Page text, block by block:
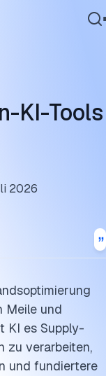
KI-Tools
2026
Meile und
KI es Supply-
zu verarbeiten,
und fundiertere